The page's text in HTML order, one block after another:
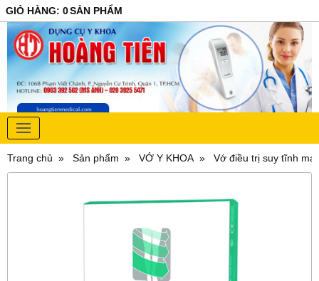
GIỎ HÀNG: 0SẢN PHẨM
Trang chủ Sản phẩm VỚ Y KHOA Vớ điều trị suy tĩnh